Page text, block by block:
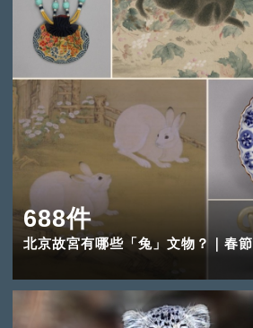
688件
北京故宮有哪些「兔」文物？｜春節